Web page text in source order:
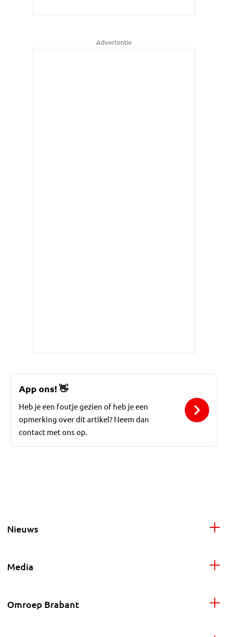
Advertentie
App ons! 👋
Heb je een foutje gezien of heb je een
opmerking over dit artikel? Neem dan
contact met ons op.
Nieuws
Media
Omroep Brabant